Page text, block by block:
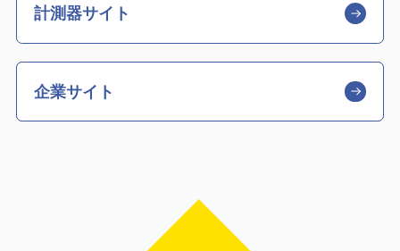
計測器サイト
企業サイト